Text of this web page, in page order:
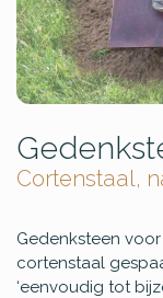
Cortenstaal,
Gedenksteen
cortenstaal
‘eenvoudig tot